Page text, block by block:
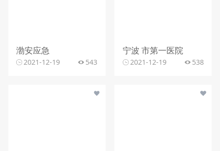
渤安应急
2021-12-19 543
宁波 市第一医院
2021-12-19 538